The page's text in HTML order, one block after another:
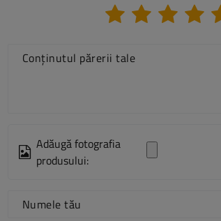
Conținutul părerii tale
Adăugă fotografia
produsului:
Numele tău